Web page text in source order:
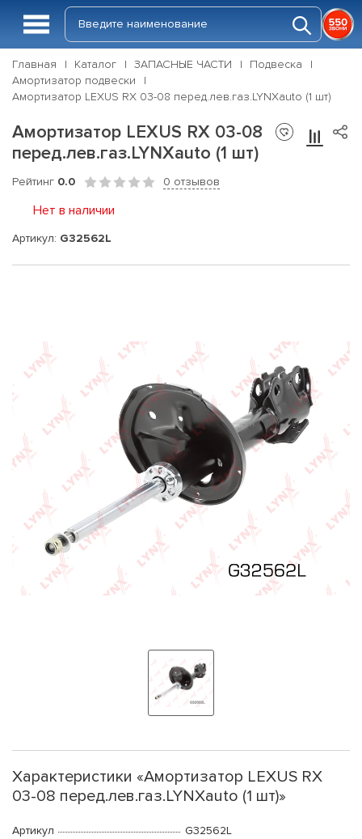
Главная Каталог ЗАПАСНЫЕ ЧАСТИ
Подвеска
Амортизатор подвески
Амортизатор LEXUS RX 03-08 перед.лев.газ.LYNXauto (1 шт)
Амортизатор LEXUS RX 03-08
перед.лев.газ.LYNXauto (1 шт)
Рейтинг 0.0 0 отзывов
Нет в наличии
Артикул: G32562L
Характеристики «Амортизатор LEXUS RX
03-08 перед.лев.газ.LYNXauto (1 шт)»
Артикул
G32562L